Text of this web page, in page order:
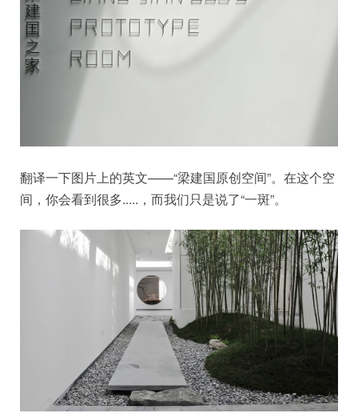
翻译一下图片上的英文——“梁建国原创空间”。在这个空
间，你会看到很多.....，而我们只是说了“一斑”。